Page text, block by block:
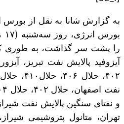
به گزارش شانا به نقل از بورس
را پشت سر گذاشت، به طوری که
و نفتای سنگین پالایش نفت
تهران، متانول پتروشیمی